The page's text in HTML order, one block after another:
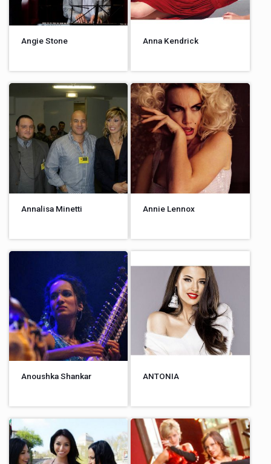
Angie Stone Anna Kendrick
Annalisa Minetti Annie Lennox
Anoushka Shankar ANTONIA